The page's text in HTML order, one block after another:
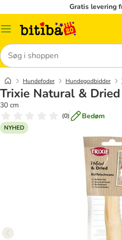
Gratis levering
Menu
Søg
Hundefoder Hundegodbidder
Trixie Natural &
30 cm
(0) Bedøm
NYHED